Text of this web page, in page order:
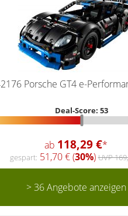
Porsche GT4 e-
Deal-Score: 53
ab 118,29 €*
gespart: 51,70 € (30%)UVP
> 36 Angebote anzeigen